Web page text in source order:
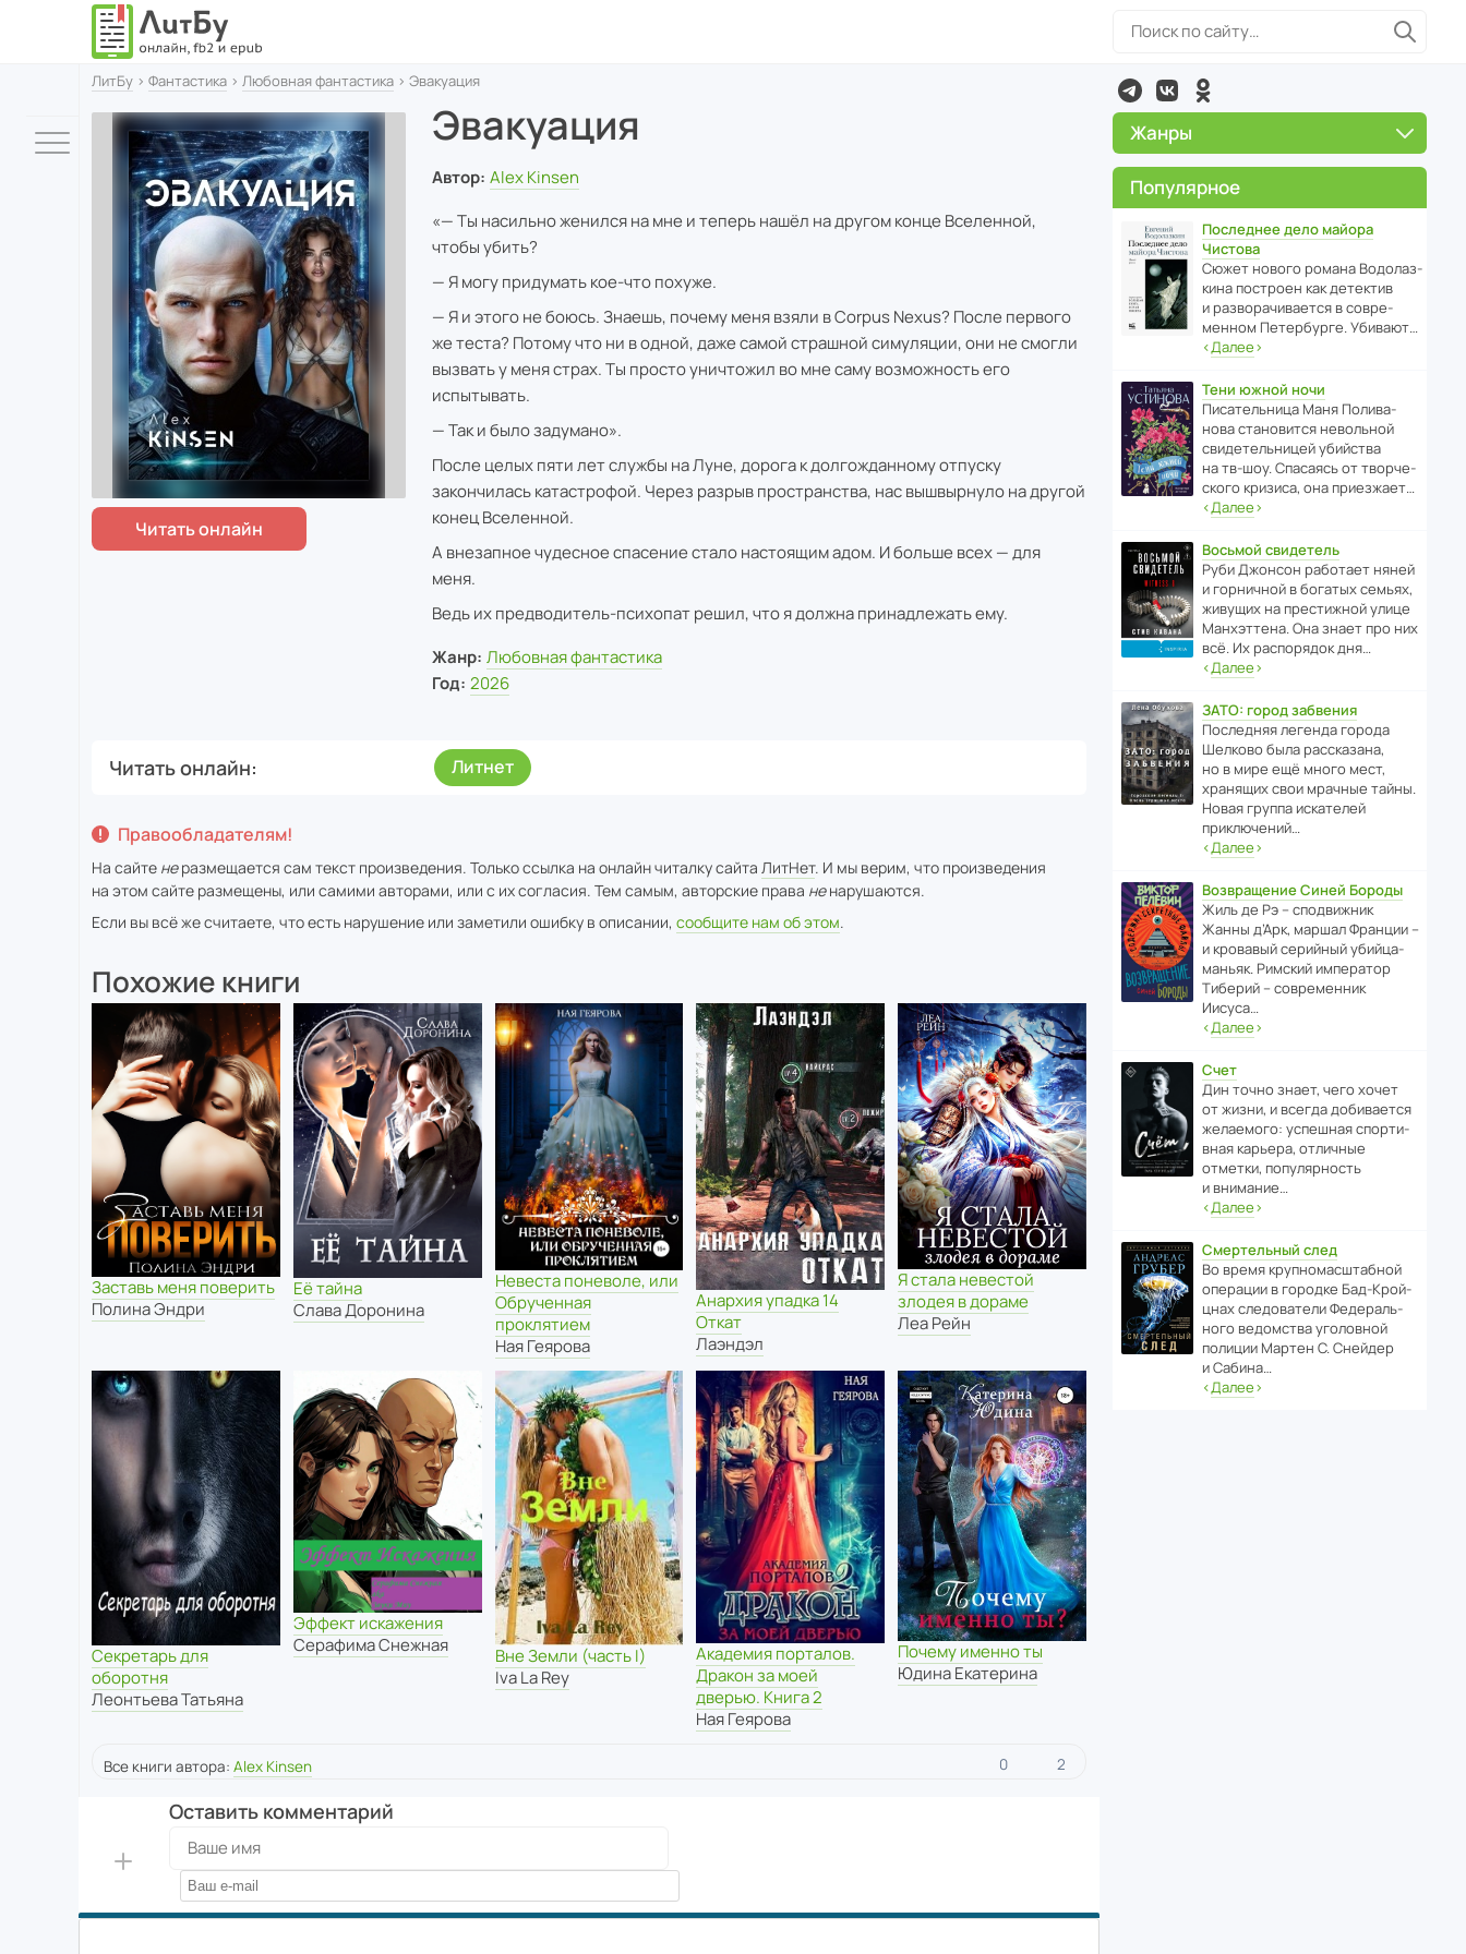
ЛитБу › Фантастика › Любовная фантастика › Эвакуация
Эвакуация
Автор: Alex Kinsen
«— Ты насильно женился на мне и теперь нашёл на другом конце Вселенной,
чтобы убить?
— Я могу придумать кое-что похуже.
— Я и этого не боюсь. Знаешь, почему меня взяли в Corpus Nexus? После первого
же теста? Потому что ни в одной, даже самой страшной симуляции, они не смогли
вызвать у меня страх. Ты просто уничтожил во мне саму возможность его
испытывать.
— Так и было задумано».
После целых пяти лет службы на Луне, дорога к долгожданному отпуску
закончилась катастрофой. Через разрыв пространства, нас вышвырнуло на другой
конец Вселенной.
А внезапное чудесное спасение стало настоящим адом. И больше всех — для
меня.
Ведь их предводитель-психопат решил, что я должна принадлежать ему.
Жанр: Любовная фантастика
Год: 2026
Читать онлайн Литнет
Правообладателям!
На сайте неразмещается сам текст произведения. Только ссылка на онлайн читалку сайта ЛитНет. И мы верим, что произведения
на этом сайте размещены, или самими авторами, или с их согласия. Тем самым, авторские права ненарушаются.
Если вы всё же считаете, что есть нарушение или заметили ошибку в описании, сообщите нам об этом.
Похожие книги
Заставь меня поверить
Полина Эндри
Её тайна
Слава Доронина
Невеста поневоле, или
Обрученная
проклятием
Ная Геярова
Анархия упадка 14
Откат
Лаэндэл
Я стала невестой
злодея в дораме
Леа Рейн
Секретарь для
оборотня
Леонтьева Татьяна
Эффект искажения
Серафима Снежная
Вне Земли (часть I)
Iva La Rey
Академия порталов.
Дракон за моей
дверью. Книга 2
Ная Геярова
Почему именно ты
Юдина Екатерина
Все книги автора: Alex Kinsen 0 2
Оставить комментарий
Жанры
Популярное
Последнее дело майора
Чистова
Сюжет нового романа Водо­ла­з­
кина пост­роен как дете­ктив
и разво­ра­чи­ва­ется в совре­
менном Пете­р­бурге. Убивают…
‹Далее›
Тени южной ночи
Писа­тель­ница Маня Поли­ва­
нова стано­вится невольной
свиде­тель­ницей убийства
на тв-шоу. Спасаясь от твор­че­
с­кого кризиса, она приезжает…
‹Далее›
Восьмой свидетель
Руби Джонсон рабо­тает няней
и горни­чной в богатых семьях,
живущих на прес­ти­жной улице
Манх­эт­тена. Она знает про них
всё. Их распо­рядок дня…
‹Далее›
ЗАТО: город забвения
После­дняя легенда города
Шелково была расска­зана,
но в мире ещё много мест,
хранящих свои мрачные тайны.
Новая группа иска­телей
приключений…
‹Далее›
Возвращение Синей Бороды
Жиль де Рэ – спод­ви­жник
Жанны д’Арк, маршал Франции –
и кровавый серийный убийца-
маньяк. Римский импе­ратор
Тиберий – совре­менник
Иисуса…
‹Далее›
Счет
Дин точно знает, чего хочет
от жизни, и всегда доби­ва­ется
жела­е­мого: успе­шная спор­ти­
вная карьера, отли­чные
отметки, попу­ля­р­ность
и внимание…
‹Далее›
Смертельный след
Во время круп­но­мас­ш­та­бной
операции в городке Бад‑Крой­
цнах следо­ва­тели Феде­раль­
ного ведомства уголо­вной
полиции Мартен С. Снейдер
и Сабина…
‹Далее›